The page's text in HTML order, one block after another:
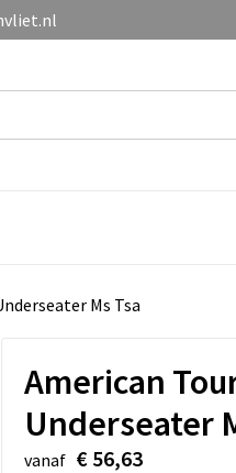
Ms Tsa
American
Underseater
vanaf € 56,63